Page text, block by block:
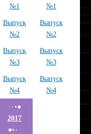
№1
№1
Выпуск
№2
Выпуск
№2
Выпуск
№3
Выпуск
№3
Выпуск
№4
Выпуск
№4
·٠•●
2017
●•٠·